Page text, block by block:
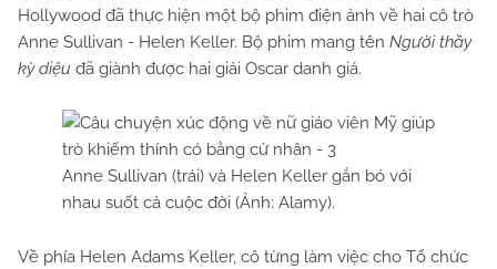
Hollywood đã thực hiện một bộ phim điện ảnh về hai cô trò
Anne Sullivan - Helen Keller. Bộ phim mang tên Người thầy
kỳ diệu đã giành được hai giải Oscar danh giá.
Anne Sullivan (trái) và Helen Keller gắn bó với
nhau suốt cả cuộc đời (Ảnh: Alamy).
Về phía Helen Adams Keller, cô từng làm việc cho Tổ chức